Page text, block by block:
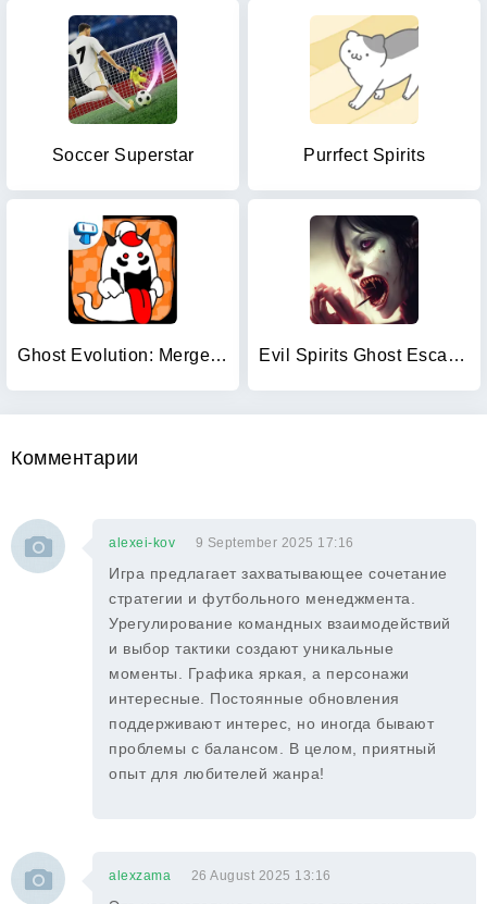
Soccer Superstar Purrfect Spirits
Ghost Evolution: Merge Spirits Evil Spirits Ghost Escape Game
Комментарии
alexei-kov 9 September 2025 17:16
Игра предлагает захватывающее сочетание
стратегии и футбольного менеджмента.
Урегулирование командных взаимодействий
и выбор тактики создают уникальные
моменты. Графика яркая, а персонажи
интересные. Постоянные обновления
поддерживают интерес, но иногда бывают
проблемы с балансом. В целом, приятный
опыт для любителей жанра!
alexzama 26 August 2025 13:16